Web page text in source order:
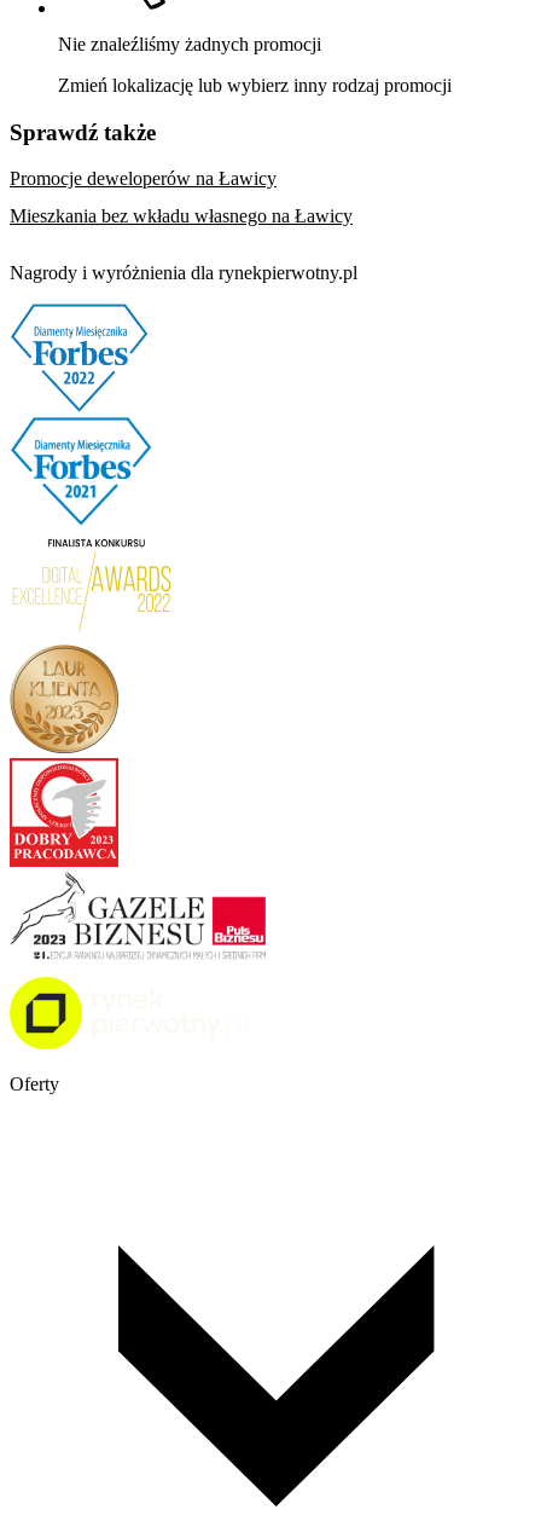
Nie znaleźliśmy żadnych promocji
Zmień lokalizację lub wybierz inny rodzaj promocji
Sprawdź także
Promocje deweloperów na Ławicy
Mieszkania bez wkładu własnego na Ławicy
Nagrody i wyróżnienia dla rynekpierwotny.pl
Oferty